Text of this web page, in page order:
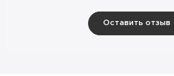
Оставить отзыв